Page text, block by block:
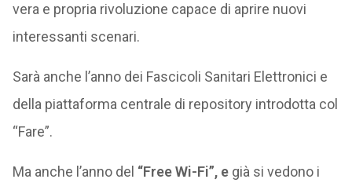
vera e propria rivoluzione capace di aprire nuovi
interessanti scenari.
Sarà anche l’anno dei Fascicoli Sanitari Elettronici e
della piattaforma centrale di repository introdotta col
“Fare”.
Ma anche l’anno del “Free Wi-Fi”, egià si vedono i